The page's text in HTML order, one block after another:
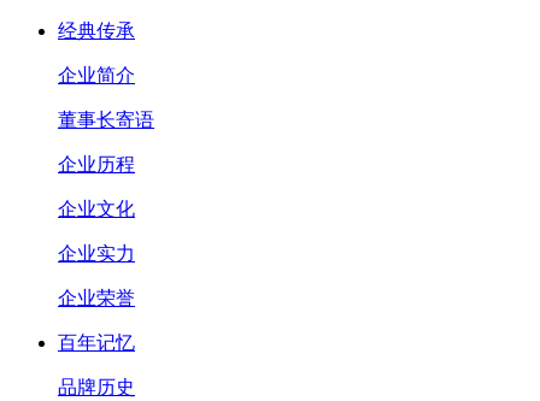
经典传承
企业简介
董事长寄语
企业历程
企业文化
企业实力
企业荣誉
百年记忆
品牌历史